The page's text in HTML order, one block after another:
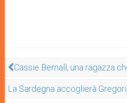
Cassie Bernall, una ragazza
La Sardegna accoglierà